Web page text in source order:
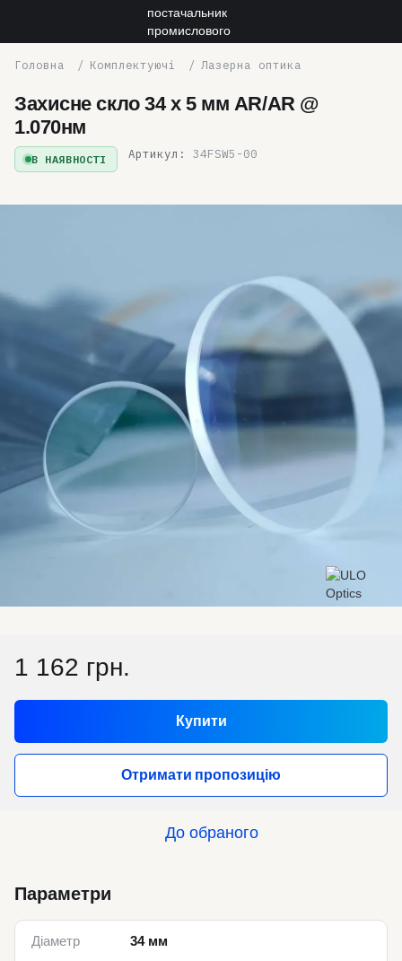
Комплектуючі Лазерна оптика
Захисне скло 34 х 5 мм AR/AR @
1.070нм
В НАЯВНОСТІ Артикул: 34FSW5-00
1 162 грн.
Купити
Отримати пропозицію
До обраного
Параметри
Діаметр 34 мм